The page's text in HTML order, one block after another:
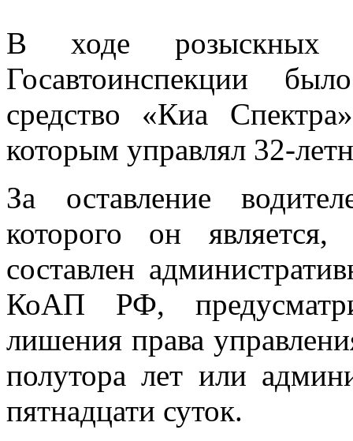
В ходе розыскных
Госавтоинспекции
средство «Киа
которым управлял 32-
За оставление
которого он
составлен
КоАП РФ,
лишения права
полутора лет или
пятнадцати суток.